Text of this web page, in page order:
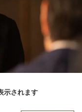
示されます